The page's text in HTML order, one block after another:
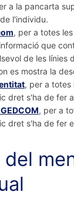
a la pancarta
l'individu.
, per a totes
que
de les línies
es mostra la
, per a totes
dret s'ha de fer
, per a
dret s'ha de fer